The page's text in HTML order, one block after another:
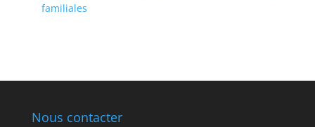
familiales
Nous contacter